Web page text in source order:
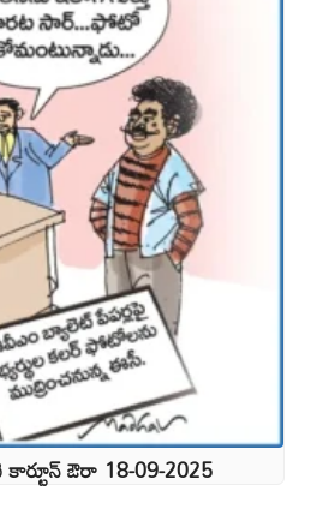
కార్టూన్ ఔరా 18-09-2025